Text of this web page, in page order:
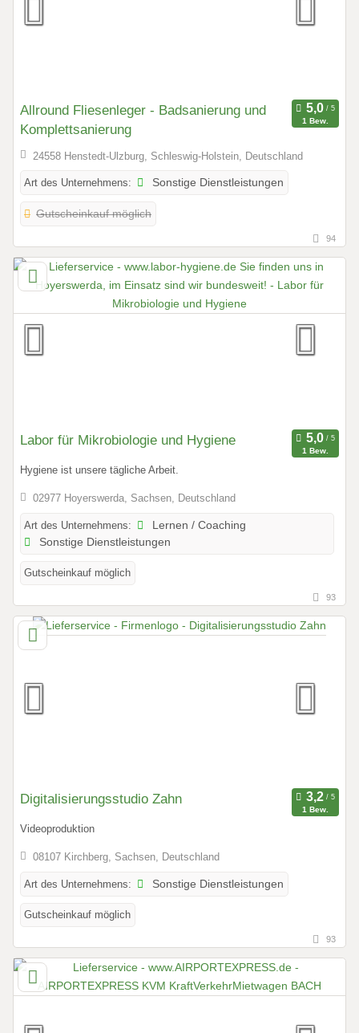
Allround Fliesenleger - Badsanierung und
Komplettsanierung
1 Bew.
24558 Henstedt-Ulzburg, Schleswig-Holstein, Deutschland
Art des Unternehmens: Sonstige Dienstleistungen
Gutscheinkauf möglich
94
Labor für Mikrobiologie und Hygiene
1 Bew.
Hygiene ist unsere tägliche Arbeit.
02977 Hoyerswerda, Sachsen, Deutschland
Art des Unternehmens:
Lernen / Coaching
Sonstige Dienstleistungen
Gutscheinkauf möglich
93
Digitalisierungsstudio Zahn
1 Bew.
Videoproduktion
08107 Kirchberg, Sachsen, Deutschland
Art des Unternehmens: Sonstige Dienstleistungen
Gutscheinkauf möglich
93